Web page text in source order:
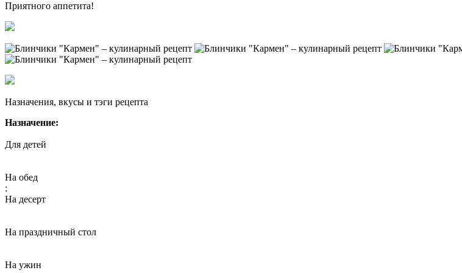
Приятного аппетита!
Назначения, вкусы и тэги рецепта
Назначение:
Для детей
На обед
:
На десерт
На праздничный стол
На ужин